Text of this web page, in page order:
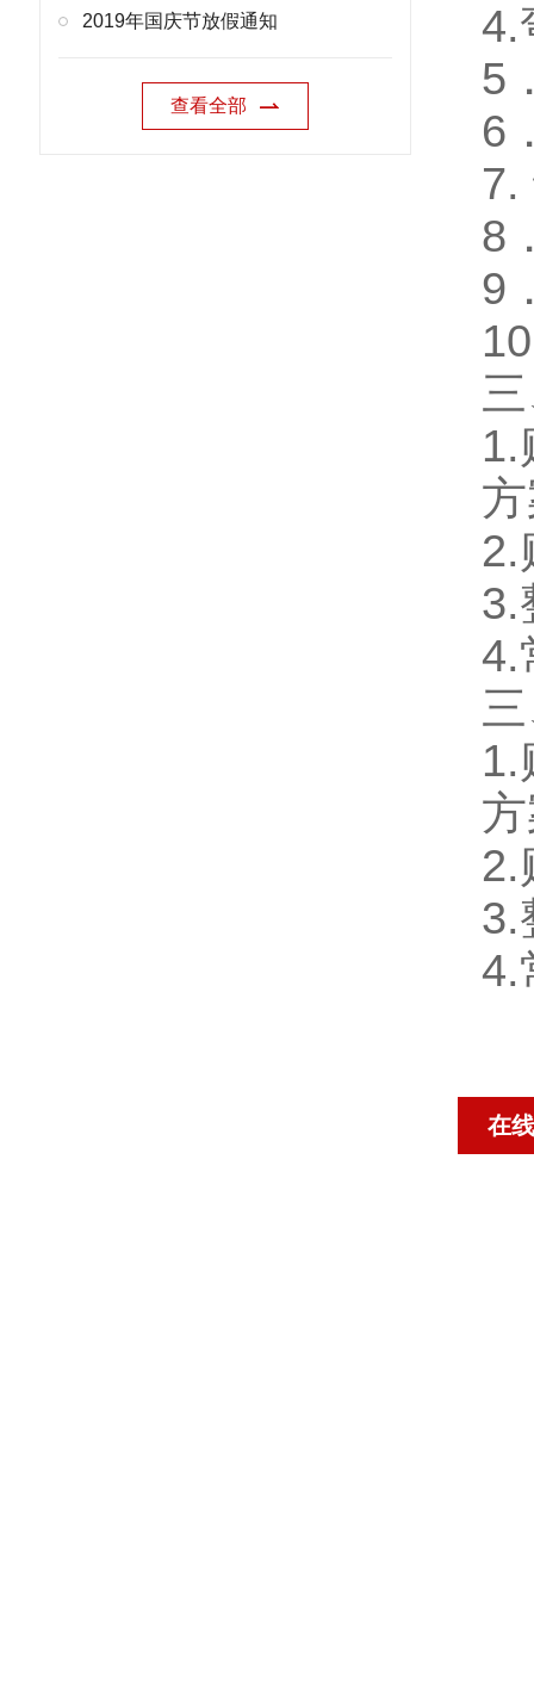
2019年国庆节放假通知
查看全部
4.
5
6
7.
8
9
1.
2.
3.
4.
1.
2.
3.
4.
在